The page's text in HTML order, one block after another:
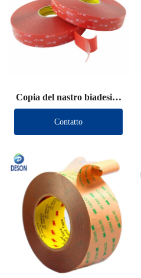
Copia del nastro biadesivo
VHB (altro marchio)
Contatto